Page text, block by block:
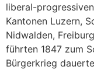
liberal-
Kantonen Luzern,
Nidwalden,
führten 1847 zum
Bürgerkrieg